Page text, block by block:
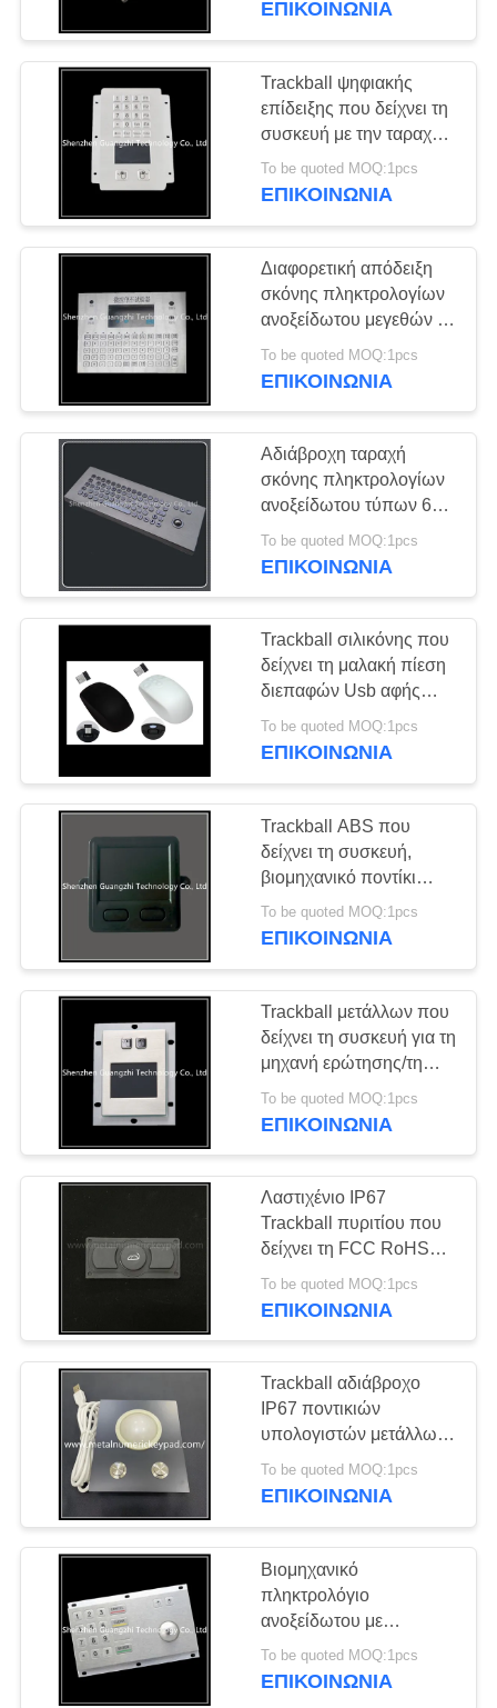
ΕΠΙΚΟΙΝΩΝΊΑ
Trackball ψηφιακής
επίδειξης που δείχνει τη
συσκευή με την ταραχή
Touchpad ανθεκτική
To be quoted MOQ:1pcs
ΕΠΙΚΟΙΝΩΝΊΑ
Διαφορετική απόδειξη
σκόνης πληκτρολογίων
ανοξείδωτου μεγεθών με
τα προσαρμοσμένα
σχέδια
To be quoted MOQ:1pcs
ΕΠΙΚΟΙΝΩΝΊΑ
Αδιάβροχη ταραχή
σκόνης πληκτρολογίων
ανοξείδωτου τύπων 68
κλειδιών ανθεκτική
To be quoted MOQ:1pcs
ΕΠΙΚΟΙΝΩΝΊΑ
Trackball σιλικόνης που
δείχνει τη μαλακή πίεση
διεπαφών Usb αφής
συσκευών ανθεκτική
To be quoted MOQ:1pcs
ΕΠΙΚΟΙΝΩΝΊΑ
Trackball ABS που
δείχνει τη συσκευή,
βιομηχανικό ποντίκι
οθόνης αφής για το
τερματικό
To be quoted MOQ:1pcs
ΕΠΙΚΟΙΝΩΝΊΑ
Trackball μετάλλων που
δείχνει τη συσκευή για τη
μηχανή ερώτησης/τη
βιομηχανική μηχανή
ελέγχου
To be quoted MOQ:1pcs
ΕΠΙΚΟΙΝΩΝΊΑ
Λαστιχένιο IP67
Trackball πυριτίου που
δείχνει τη FCC RoHS
CE συσκευών
εγκεκριμένο
To be quoted MOQ:1pcs
ΕΠΙΚΟΙΝΩΝΊΑ
Trackball αδιάβροχο
IP67 ποντικιών
υπολογιστών μετάλλων
Positioner ποντικιών
μετάλλων
To be quoted MOQ:1pcs
ΕΠΙΚΟΙΝΩΝΊΑ
Βιομηχανικό
πληκτρολόγιο
ανοξείδωτου με
Trackball για το ATM/το
περίπτερο
To be quoted MOQ:1pcs
ΕΠΙΚΟΙΝΩΝΊΑ